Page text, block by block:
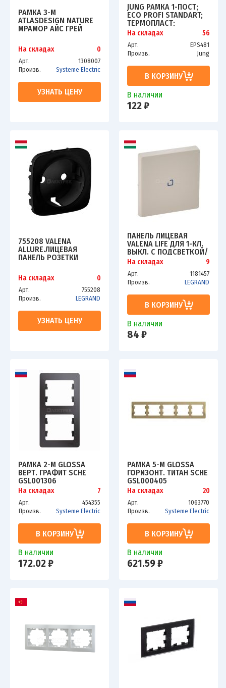
РАМКА 3-М
ATLASDESIGN NATURE
МРАМОР АЙС ГРЕЙ
На складах 0
Арт.
1308007
Произв.
Systeme Electric
УЗНАТЬ ЦЕНУ
JUNG РАМКА 1-ПОСТ;
ECO PROFI STANDART;
ТЕРМОПЛАСТ;
СЛОНОВАЯ КОСТЬ
На складах 56
Арт.
EPS481
Произв.
Jung
В КОРЗИНУ
В наличии
122 ₽
755208 VALENA
ALLURE.ЛИЦЕВАЯ
ПАНЕЛЬ РОЗЕТКИ
На складах 0
Арт.
755208
Произв.
LEGRAND
УЗНАТЬ ЦЕНУ
ПАНЕЛЬ ЛИЦЕВАЯ
VALENA LIFE ДЛЯ 1-КЛ.
ВЫКЛ. С ПОДСВЕТКОЙ/
ИНДИКАЦИЕЙ СЛ.
КОСТЬ LEG 755101
На складах 9
Арт.
1181457
Произв.
LEGRAND
В КОРЗИНУ
В наличии
84 ₽
РАМКА 2-М GLOSSA
ВЕРТ. ГРАФИТ SCHE
GSL001306
На складах 7
Арт.
454355
Произв.
Systeme Electric
В КОРЗИНУ
В наличии
172.02 ₽
РАМКА 5-М GLOSSA
ГОРИЗОНТ. ТИТАН SCHE
GSL000405
На складах 20
Арт.
1063770
Произв.
Systeme Electric
В КОРЗИНУ
В наличии
621.59 ₽